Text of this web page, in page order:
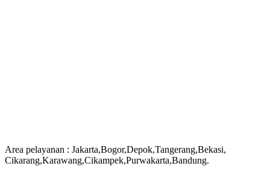
Area pelayanan : Jakarta,Bogor,Depok,Tangerang,Bekasi,
Cikarang,Karawang,Cikampek,Purwakarta,Bandung.